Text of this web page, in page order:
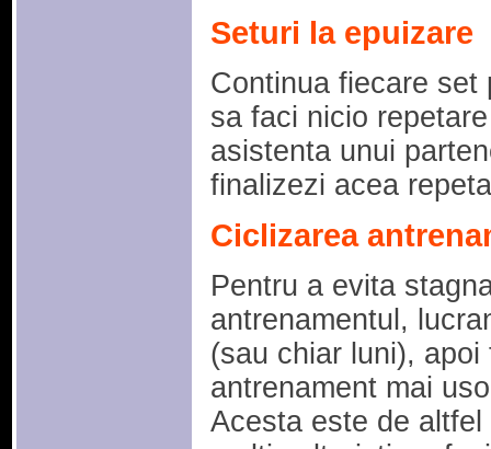
Seturi la epuizare
Continua fiecare set
sa faci nicio
asistenta unui
finalizezi acea
Ciclizarea
Pentru a evita
antrenamentul,
(sau chiar luni),
antrenament mai
Acesta este de